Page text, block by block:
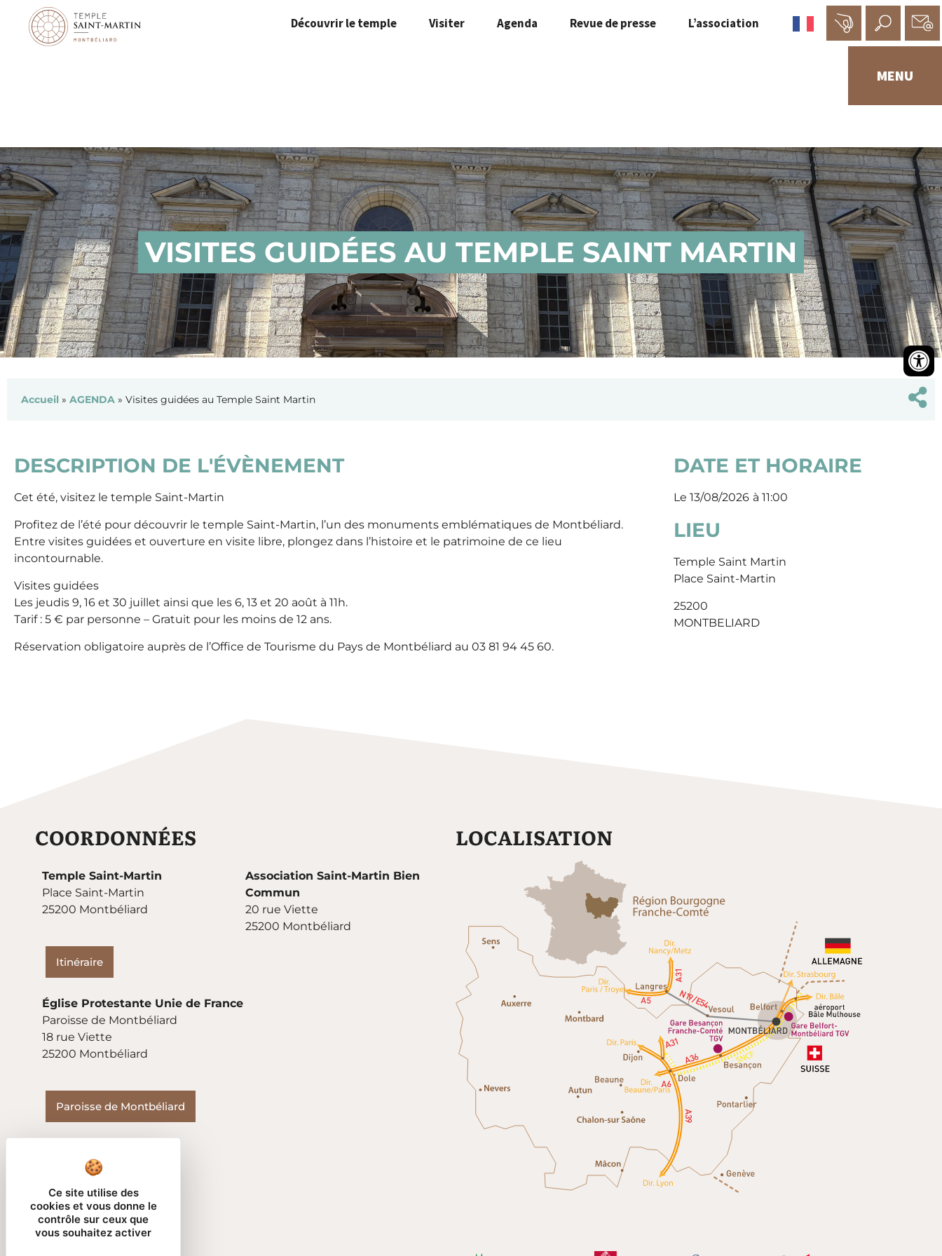
Découvrir le temple Visiter Agenda Revue de presse L’association
MENU
VISITES GUIDÉES AU TEMPLE SAINT MARTIN
Accueil » AGENDA » Visites guidées au Temple Saint Martin
DESCRIPTION DE L'ÉVÈNEMENT
Cet été, visitez le temple Saint-Martin
Profitez de l’été pour découvrir le temple Saint-Martin, l’un des monuments emblématiques de Montbéliard.
Entre visites guidées et ouverture en visite libre, plongez dans l’histoire et le patrimoine de ce lieu
incontournable.
Visites guidées
Les jeudis 9, 16 et 30 juillet ainsi que les 6, 13 et 20 août à 11h.
Tarif : 5 € par personne – Gratuit pour les moins de 12 ans.
Réservation obligatoire auprès de l’Office de Tourisme du Pays de Montbéliard au 03 81 94 45 60.
DATE ET HORAIRE
Le 13/08/2026 à 11:00
LIEU
Temple Saint Martin
Place Saint-Martin
25200
MONTBELIARD
COORDONNÉES
Temple Saint-Martin
Place Saint-Martin
25200 Montbéliard
Itinéraire
Association Saint-Martin Bien
Commun
20 rue Viette
25200 Montbéliard
Église Protestante Unie de France
Paroisse de Montbéliard
18 rue Viette
25200 Montbéliard
Paroisse de Montbéliard
LOCALISATION
Panneau de gestion des cookies
Ce site utilise des
cookies et vous donne le
contrôle sur ceux que
vous souhaitez activer